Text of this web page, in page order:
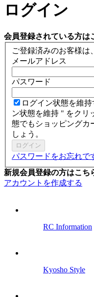
ログイン
会員登録されている方は
ご登録済みのお客様は
メールアドレス
パスワード
ログイン状態を維持
ン状態を維持 " をクリ
態でもショッピングカ
しょう。
ログイン
パスワードをお忘れで
新規会員登録の方はこち
アカウントを作成する
RC Information
Kyosho Style